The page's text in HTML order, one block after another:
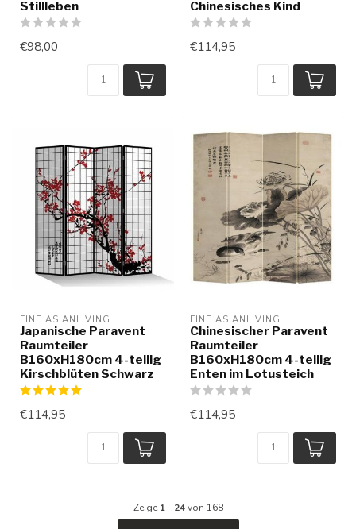
Stillleben
€98,00
Chinesisches Kind
€114,95
FINE ASIANLIVING
Japanische Paravent
Raumteiler
B160xH180cm 4-teilig
Kirschblüten Schwarz
€114,95
FINE ASIANLIVING
Chinesischer Paravent
Raumteiler
B160xH180cm 4-teilig
Enten im Lotusteich
€114,95
Zeige 1- 24von 168